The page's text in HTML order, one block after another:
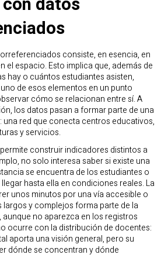
consiste, en esencia, en
el espacio. Esto implica que, además de
hay o cuántos estudiantes asisten,
de esos elementos en un punto
cómo se relacionan entre sí. A
los datos pasan a formar parte de una
una red que conecta centros educativos,
y servicios.
construir indicadores distintos a
no solo interesa saber si existe una
se encuentra de los estudiantes o
hasta ella en condiciones reales. La
unos minutos por una vía accesible o
y complejos forma parte de la
no aparezca en los registros
ocurre con la distribución de docentes:
aporta una visión general, pero su
dónde se concentran y dónde